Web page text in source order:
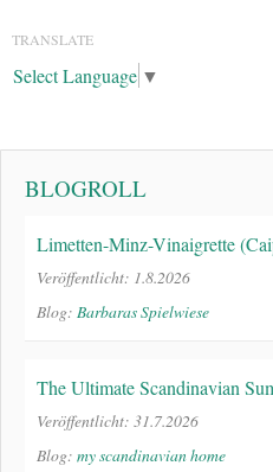
TRANSLATE
Select Language ▼
BLOGROLL
Limetten-Minz-Vinaigrette
Veröffentlicht: 1.8.2026
Blog: Barbaras Spielwiese
The Ultimate Scandinavian
Veröffentlicht: 31.7.2026
Blog: my scandinavian home